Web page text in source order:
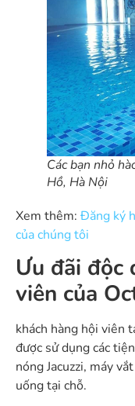
Các bạn nhỏ
Hồ, Hà Nội
Xem thêm: Đăng ký
của chúng tôi
Ưu đãi độc
viên của
khách hàng hội viên
được sử dụng các
nóng Jacuzzi, máy
uống tại chỗ.